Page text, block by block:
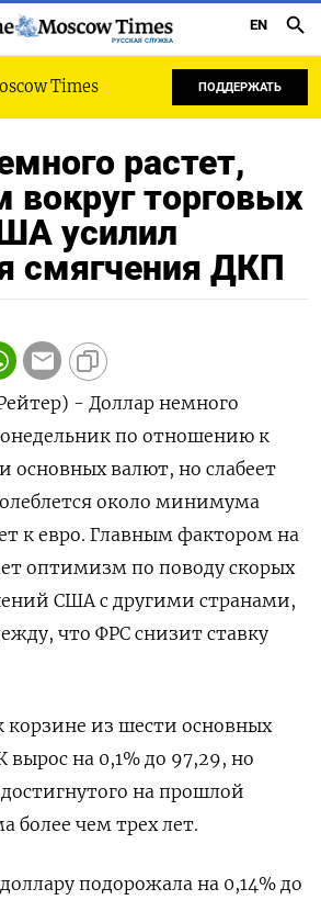
РУССКАЯ СЛУЖБА
EN
Times ПОДДЕРЖАТЬ
растет,
вокруг торговых
усилил
смягчения ДКП
- Доллар немного
по отношению к
основных валют, но слабеет
около минимума
к евро. Главным фактором на
оптимизм по поводу скорых
США c другими странами,
что ФРС снизит ставку
корзине из шести основных
вырос на 0,1% до 97,29​, но
на прошлой
более чем трех лет.
подорожала на 0,14%​ до